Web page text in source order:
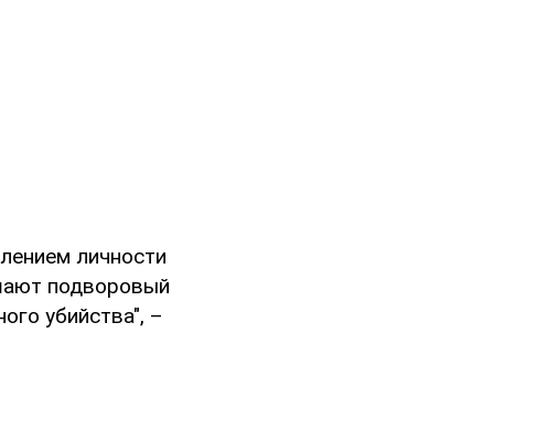
личности
подворовый
убийства", –